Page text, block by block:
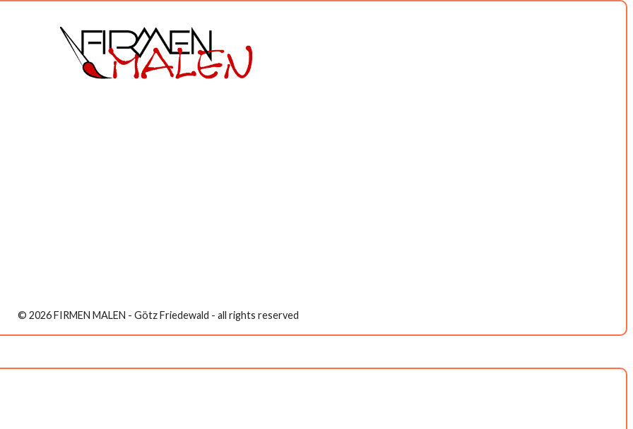
© 2026 FIRMEN MALEN - Götz Friedewald - all rights reserved